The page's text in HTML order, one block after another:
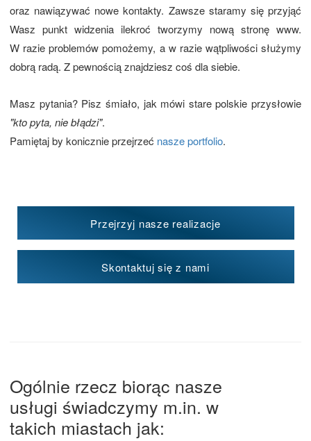
oraz nawiązywać nowe kontakty. Zawsze staramy się przyjąć
Wasz punkt widzenia ilekroć tworzymy nową stronę www.
W razie problemów pomożemy, a w razie wątpliwości służymy
dobrą radą. Z pewnością znajdziesz coś dla siebie.
Masz pytania? Pisz śmiało, jak mówi stare polskie przysłowie
"kto pyta, nie błądzi".
Pamiętaj by konicznie przejrzeć nasze portfolio.
Przejrzyj nasze realizacje
Skontaktuj się z nami
Ogólnie rzecz biorąc nasze
usługi świadczymy m.in. w
takich miastach jak: